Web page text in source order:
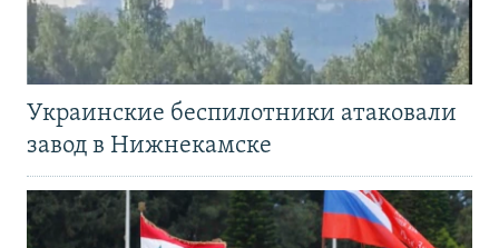
Украинские беспилотники атаковали
завод в Нижнекамске